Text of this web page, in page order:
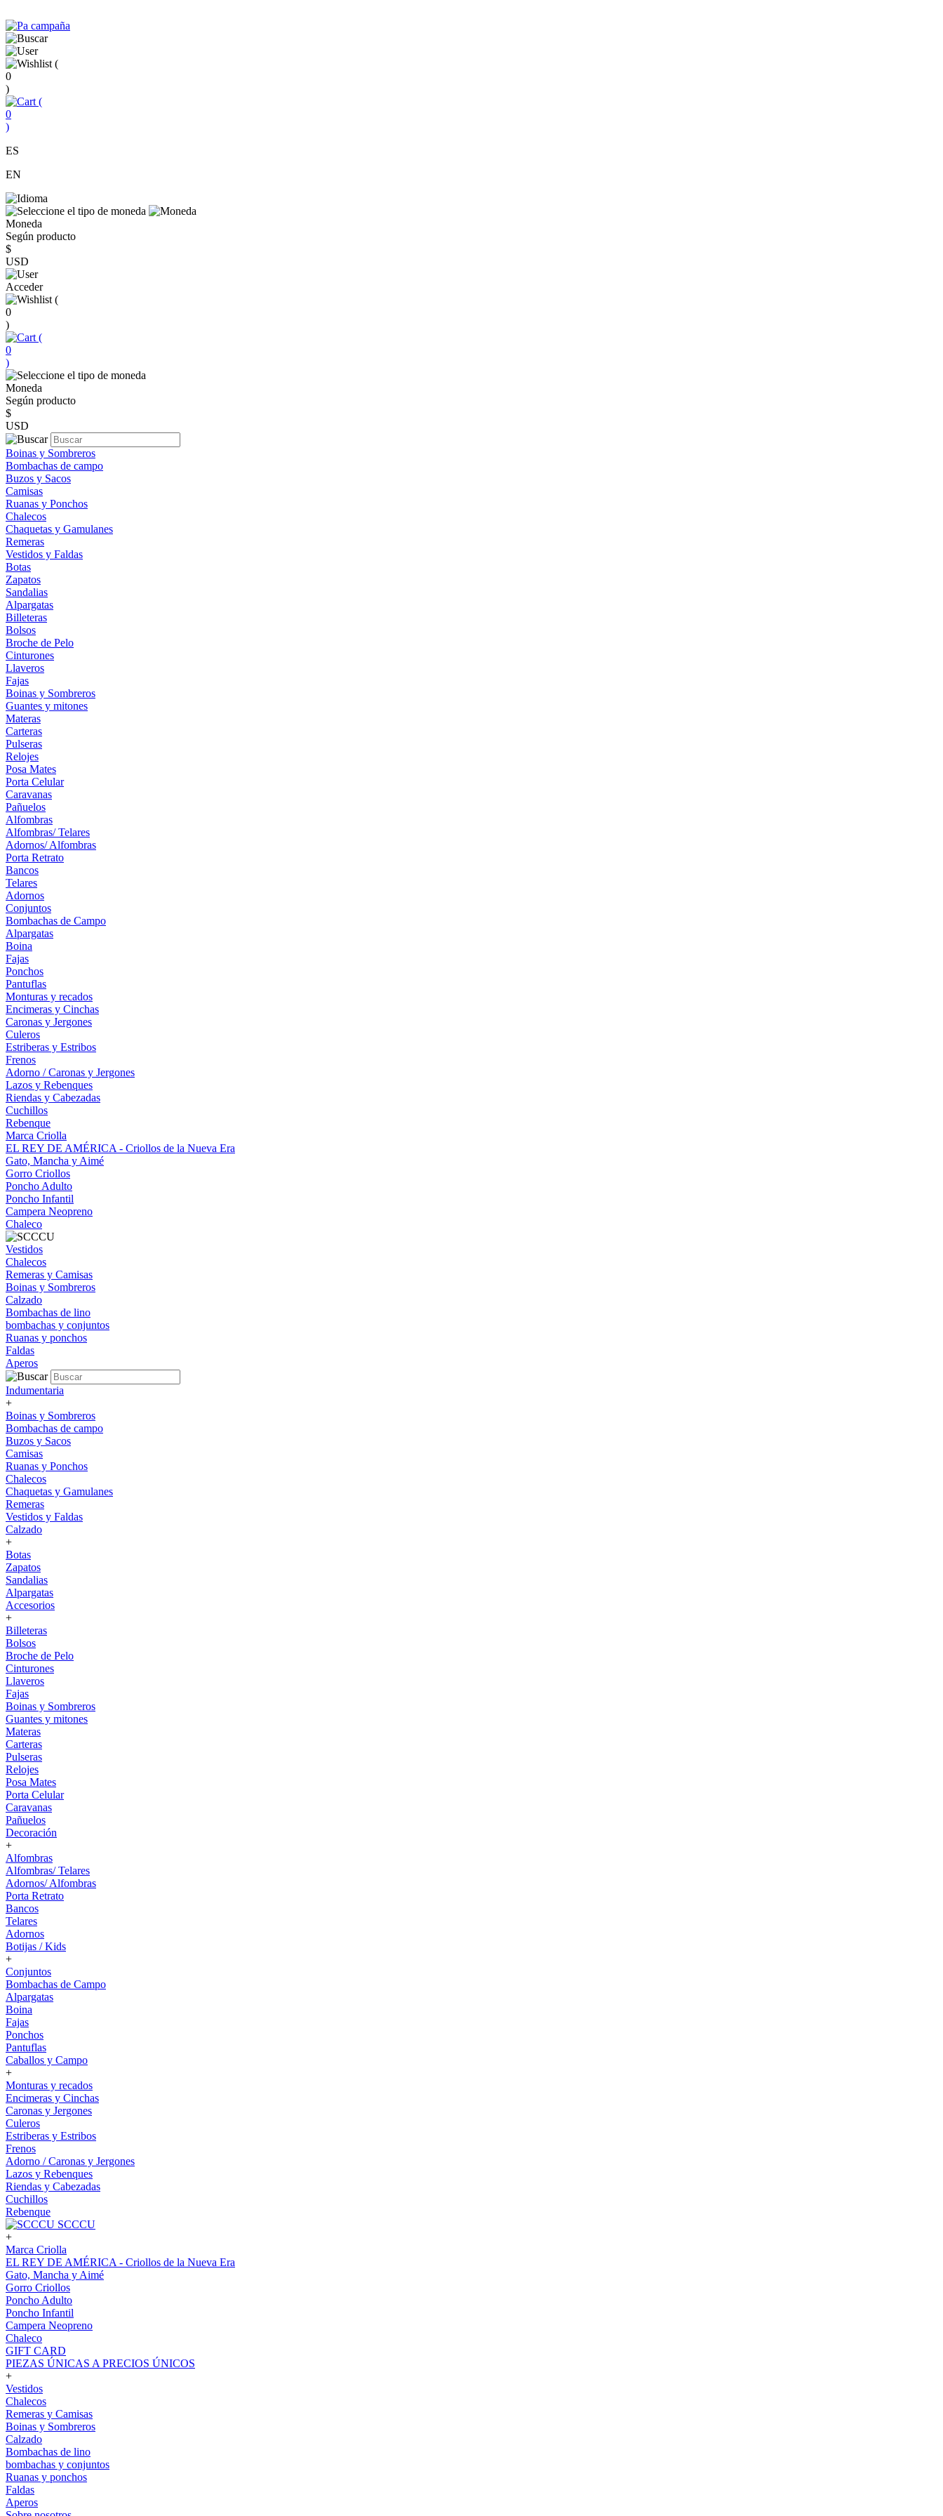
(
0
)
(
0
)
ES
EN
Moneda
Según producto
$
USD
Acceder
(
0
)
(
0
)
Moneda
Según producto
$
USD
Boinas y Sombreros
Bombachas de campo
Buzos y Sacos
Camisas
Ruanas y Ponchos
Chalecos
Chaquetas y Gamulanes
Remeras
Vestidos y Faldas
Botas
Zapatos
Sandalias
Alpargatas
Billeteras
Bolsos
Broche de Pelo
Cinturones
Llaveros
Fajas
Boinas y Sombreros
Guantes y mitones
Materas
Carteras
Pulseras
Relojes
Posa Mates
Porta Celular
Caravanas
Pañuelos
Alfombras
Alfombras/ Telares
Adornos/ Alfombras
Porta Retrato
Bancos
Telares
Adornos
Conjuntos
Bombachas de Campo
Alpargatas
Boina
Fajas
Ponchos
Pantuflas
Monturas y recados
Encimeras y Cinchas
Caronas y Jergones
Culeros
Estriberas y Estribos
Frenos
Adorno / Caronas y Jergones
Lazos y Rebenques
Riendas y Cabezadas
Cuchillos
Rebenque
Marca Criolla
EL REY DE AMÉRICA - Criollos de la Nueva Era
Gato, Mancha y Aimé
Gorro Criollos
Poncho Adulto
Poncho Infantil
Campera Neopreno
Chaleco
Vestidos
Chalecos
Remeras y Camisas
Boinas y Sombreros
Calzado
Bombachas de lino
bombachas y conjuntos
Ruanas y ponchos
Faldas
Aperos
Indumentaria
+
Boinas y Sombreros
Bombachas de campo
Buzos y Sacos
Camisas
Ruanas y Ponchos
Chalecos
Chaquetas y Gamulanes
Remeras
Vestidos y Faldas
Calzado
+
Botas
Zapatos
Sandalias
Alpargatas
Accesorios
+
Billeteras
Bolsos
Broche de Pelo
Cinturones
Llaveros
Fajas
Boinas y Sombreros
Guantes y mitones
Materas
Carteras
Pulseras
Relojes
Posa Mates
Porta Celular
Caravanas
Pañuelos
Decoración
+
Alfombras
Alfombras/ Telares
Adornos/ Alfombras
Porta Retrato
Bancos
Telares
Adornos
Botijas / Kids
+
Conjuntos
Bombachas de Campo
Alpargatas
Boina
Fajas
Ponchos
Pantuflas
Caballos y Campo
+
Monturas y recados
Encimeras y Cinchas
Caronas y Jergones
Culeros
Estriberas y Estribos
Frenos
Adorno / Caronas y Jergones
Lazos y Rebenques
Riendas y Cabezadas
Cuchillos
Rebenque
SCCCU
+
Marca Criolla
EL REY DE AMÉRICA - Criollos de la Nueva Era
Gato, Mancha y Aimé
Gorro Criollos
Poncho Adulto
Poncho Infantil
Campera Neopreno
Chaleco
GIFT CARD
PIEZAS ÚNICAS A PRECIOS ÚNICOS
+
Vestidos
Chalecos
Remeras y Camisas
Boinas y Sombreros
Calzado
Bombachas de lino
bombachas y conjuntos
Ruanas y ponchos
Faldas
Aperos